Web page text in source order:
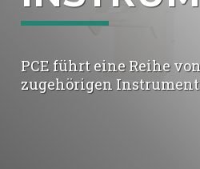
PCE führt eine Reihe
zugehörigen